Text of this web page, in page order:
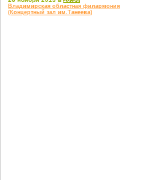
Владимирская областная филармония
(Концертный зал им.Танеева)